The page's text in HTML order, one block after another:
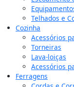
Telhados e
Cozinha
Acessórios
Torneiras
Lava-loiças
Acessórios
Ferragens